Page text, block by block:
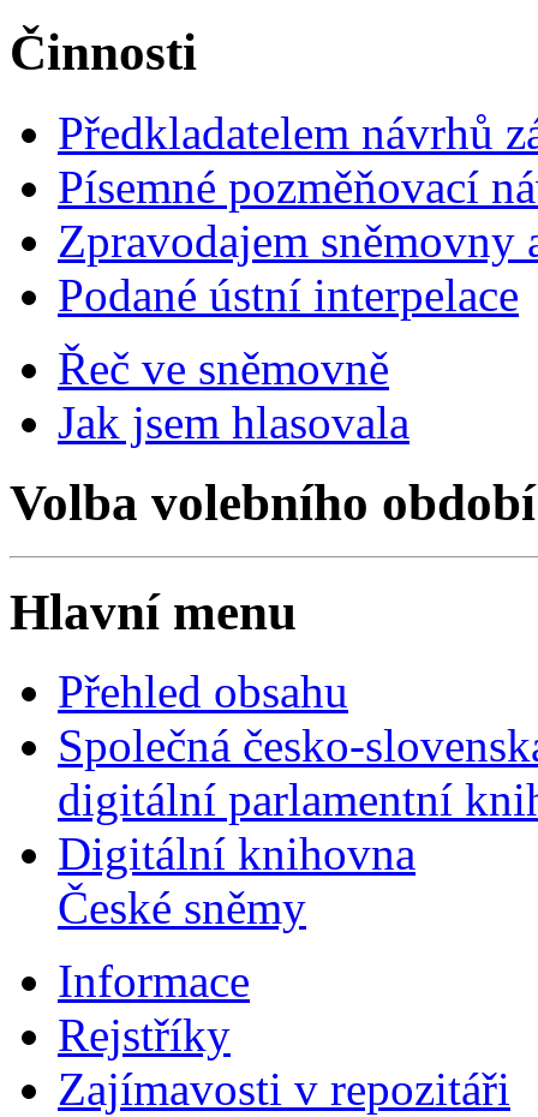
Činnosti
Předkladatelem návrhů
Písemné pozměňovací
Zpravodajem
Podané ústní interpelace
Řeč ve sněmovně
Jak jsem hlasovala
Volba volebního období
Hlavní menu
Přehled obsahu
Společná česko-
digitální parlamentní
Digitální knihovna
České sněmy
Informace
Rejstříky
Zajímavosti v repozitáři